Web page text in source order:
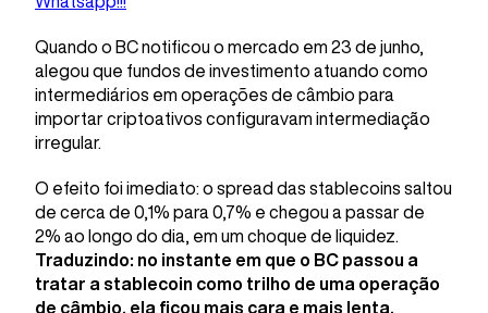
Quando o BC notificou o mercado em 23 de junho,
alegou que fundos de investimento atuando como
intermediários em operações de câmbio para
importar criptoativos configuravam intermediação
irregular.
O efeito foi imediato: o spread das stablecoins saltou
de cerca de 0,1% para 0,7% e chegou a passar de
2% ao longo do dia, em um choque de liquidez.
Traduzindo: no instante em que o BC passou a
tratar a stablecoin como trilho de uma operação
de câmbio, ela ficou mais cara e mais lenta.